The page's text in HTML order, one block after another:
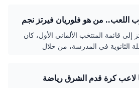
من هو فلوريان فيرتز نجم
إلى قائمة المنتخب الألماني الأول، كان
الثانوية في المدرسة، من خلال
قدم الشرق رياضة